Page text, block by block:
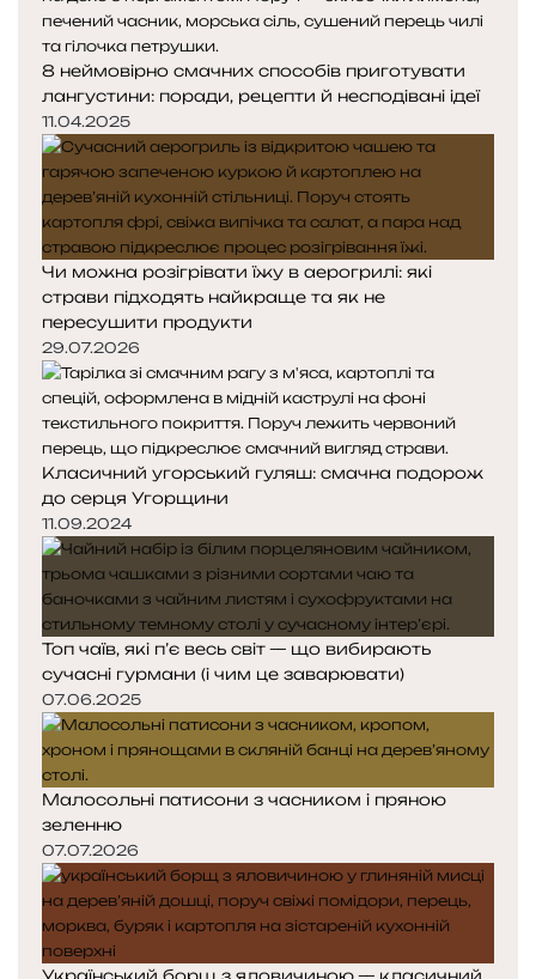
8 неймовірно смачних способів приготувати
лангустини: поради, рецепти й несподівані ідеї
11.04.2025
Чи можна розігрівати їжу в аерогрилі: які
страви підходять найкраще та як не
пересушити продукти
29.07.2026
Класичний угорський гуляш: смачна подорож
до серця Угорщини
11.09.2024
Топ чаїв, які п’є весь світ — що вибирають
сучасні гурмани (і чим це заварювати)
07.06.2025
Малосольні патисони з часником і пряною
зеленню
07.07.2026